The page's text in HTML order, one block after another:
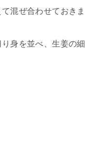
混ぜ合わせておきま
身を並べ、生姜の細